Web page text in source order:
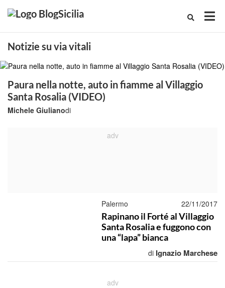
Notizie su via vitali
Paura nella notte, auto in fiamme al Villaggio
Santa Rosalia (VIDEO)
di
Michele Giuliano
Palermo 22/11/2017
Rapinano il Forté al Villaggio
Santa Rosalia e fuggono con
una “lapa” bianca
di Ignazio Marchese